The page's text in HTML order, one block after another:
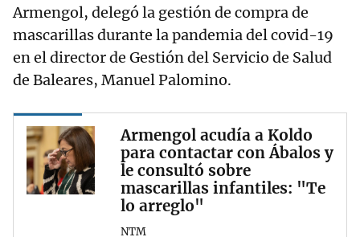
Armengol, delegó la gestión de compra de
mascarillas durante la pandemia del covid-19
en el director de Gestión del Servicio de Salud
de Baleares, Manuel Palomino.
Armengol acudía a Koldo
para contactar con Ábalos y
le consultó sobre
mascarillas infantiles: "Te
lo arreglo"
NTM